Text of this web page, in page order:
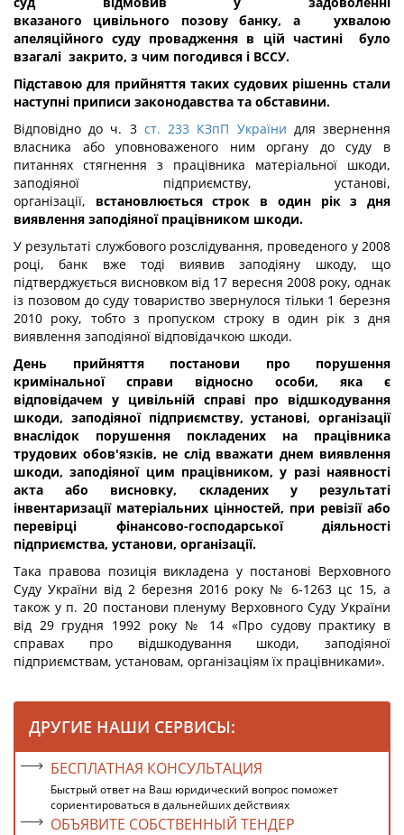
вказаного
цивільного позову банку, а
ухвалою
апеляційного суду провадження в цій частині було
взагалі закрито, з чим погодився і ВССУ.
Підставою для прийняття таких судових рішеннь стали
наступні приписи законодавства та обставини.
Відповідно до ч. 3 ст. 233 КЗпП України для звернення
власника або уповноваженого ним органу до суду в
питаннях стягнення з працівника матеріальної шкоди,
заподіяної підприємству, установі,
організації, встановлюється строк в один рік з дня
виявлення заподіяної працівником шкоди.
У результаті службового розслідування, проведеного у 2008
році, банк вже тоді виявив заподіяну шкоду, що
підтверджується висновком від 17 вересня 2008 року, однак
із позовом до суду товариство звернулося тільки 1 березня
2010 року, тобто з пропуском строку в один рік з дня
виявлення заподіяної відповідачкою шкоди.
День прийняття постанови про порушення
кримінальної справи відносно особи, яка є
відповідачем у цивільній справі про відшкодування
шкоди, заподіяної підприємству, установі, організації
внаслідок порушення покладених на працівника
трудових обов'язків, не слід вважати днем виявлення
шкоди, заподіяної цим працівником, у разі наявності
акта або висновку, складених у результаті
інвентаризації матеріальних цінностей, при ревізії або
перевірці фінансово-господарської діяльності
підприємства, установи, організації.
Така правова позиція викладена у постанові Верховного
Суду України від 2 березня 2016 року № 6-1263 цс 15, а
також у п. 20 постанови пленуму Верховного Суду України
від 29 грудня 1992 року № 14 «Про судову практику в
справах про відшкодування шкоди, заподіяної
підприємствам, установам, організаціям їх працівниками».
ДРУГИЕ НАШИ СЕРВИСЫ:
БЕСПЛАТНАЯ КОНСУЛЬТАЦИЯ
Быстрый ответ на Ваш юридический вопрос поможет
сориентироваться в дальнейших действиях
ОБЪЯВИТЕ СОБСТВЕННЫЙ ТЕНДЕР